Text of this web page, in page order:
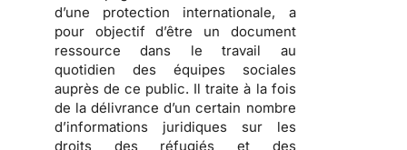
d’une protection internationale, a
pour objectif d’être un document
ressource dans le travail au
quotidien des équipes sociales
auprès de ce public. Il traite à la fois
de ladélivrance d’un certain nombre
d’informations juridiques sur les
droits des réfugiés et des